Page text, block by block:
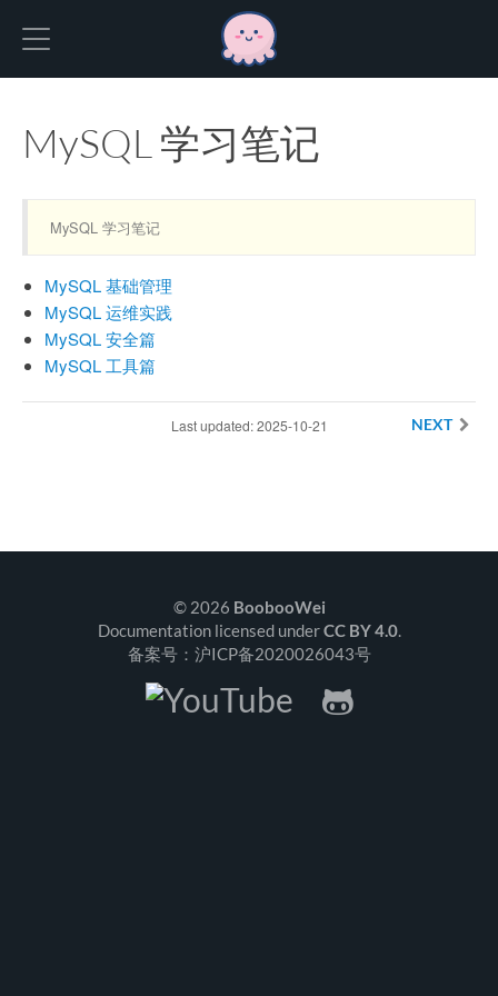
MySQL 学习笔记
MySQL 学习笔记
MySQL 基础管理
MySQL 运维实践
MySQL 安全篇
MySQL 工具篇
Last updated: 2025-10-21 NEXT
© 2026 BoobooWei
Documentation licensed underCC BY 4.0.
备案号：沪ICP备2020026043号